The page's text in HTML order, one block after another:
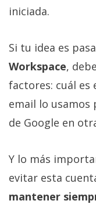
iniciada.
Si tu idea es
Workspace,
factores: cuál es
email lo usamos
de Google en
Y lo más
evitar esta
mantener